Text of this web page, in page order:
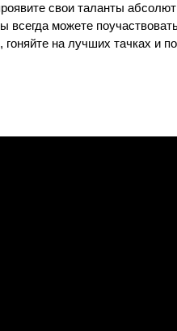
свои таланты
можете
гоняйте на лучших тачках и